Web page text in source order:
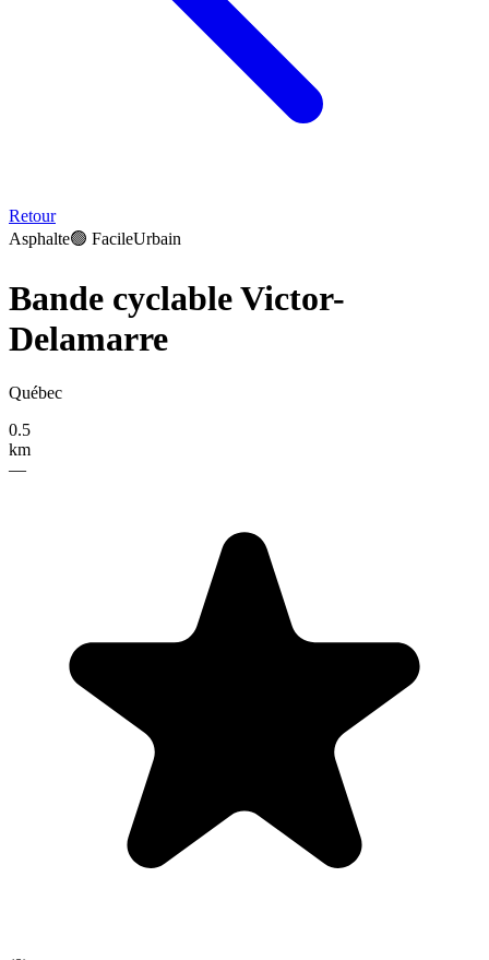
Retour
Asphalte🟢 FacileUrbain
Bande cyclable Victor-
Delamarre
Québec
0.5
km
—